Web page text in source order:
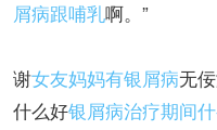
屑病跟哺乳啊。”
谢女友妈妈有银屑病无
什么好银屑病治疗期间